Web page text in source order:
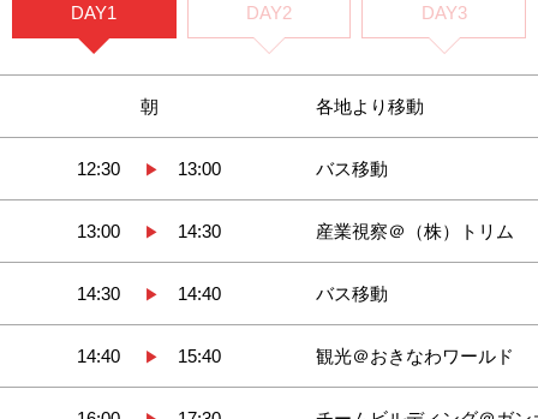
DAY1 DAY2 DAY3
朝 各地より移動
12:30 ▶ 13:00 バス移動
13:00 ▶ 14:30 産業視察＠（株）トリム
14:30 ▶ 14:40 バス移動
14:40 ▶ 15:40 観光＠おきなわワールド